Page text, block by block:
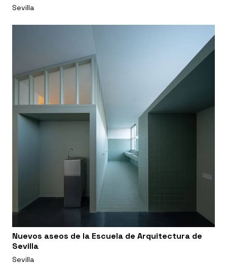
Sevilla
Nuevos aseos de la Escuela de Arquitectura de
Sevilla
Sevilla